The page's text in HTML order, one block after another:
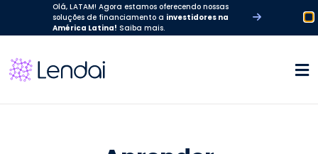
Olá, LATAM! Agora estamos oferecendo nossas
soluções de financiamento a investidores na
América Latina! Saiba mais.